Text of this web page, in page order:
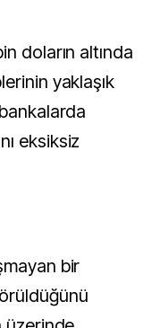
doların altında
yaklaşık
eksiksiz
bir